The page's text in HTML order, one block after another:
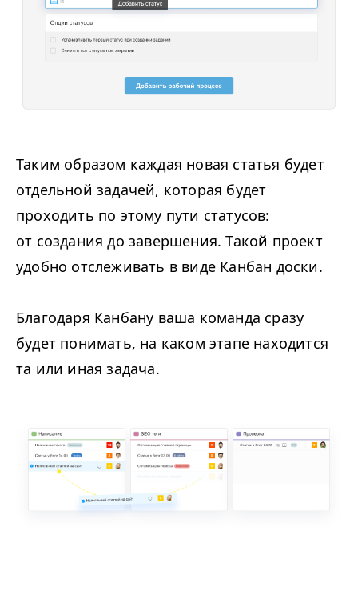
Таким образом каждая новая статья будет
отдельной задачей, которая будет
проходить по этому пути статусов:
от создания до завершения. Такой проект
удобно отслеживать в виде Канбан доски.
Благодаря Канбану ваша команда сразу
будет понимать, на каком этапе находится
та или иная задача.